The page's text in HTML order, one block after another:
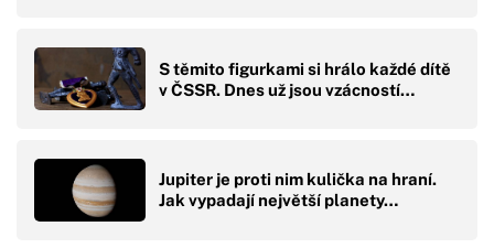
S těmito figurkami si hrálo každé dítě
v ČSSR. Dnes už jsou vzácností…
Jupiter je proti nim kulička na hraní.
Jak vypadají největší planety…